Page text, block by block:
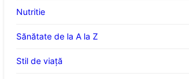
Nutritie
Sănătate de la A la Z
Stil de viaţă